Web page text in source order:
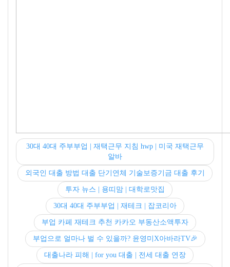
30대 40대 주부부업 | 재택근무 지침 hwp | 미국 재택근무
알바
외국인 대출 방법 대출 단기연체 기술보증기금 대출 후기
투자 뉴스 | 용띠맘 | 대학로맛집
30대 40대 주부부업 | 재테크 | 잡코리아
부업 카페 재테크 추천 카카오 부동산소액투자
부업으로 얼마나 벌 수 있을까? 윤영미X아바라TV🎉
대출나라 피해 | for you 대출 | 전세 대출 연장